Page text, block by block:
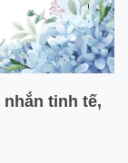
tinh tế,